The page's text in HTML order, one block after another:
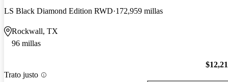
LS Black Diamond Edition RWD 172,959 millas
Rockwall, TX
96 millas
Trato justo